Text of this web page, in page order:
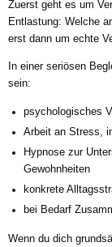
Zuerst geht es um
Entlastung: Welche
erst dann um echte
In einer seriösen
sein:
psychologisches
Arbeit an Stress,
Hypnose zur
Gewohnheiten
konkrete
bei Bedarf
Wenn du dich